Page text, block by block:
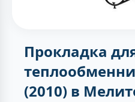
Прокладка
(2010) в